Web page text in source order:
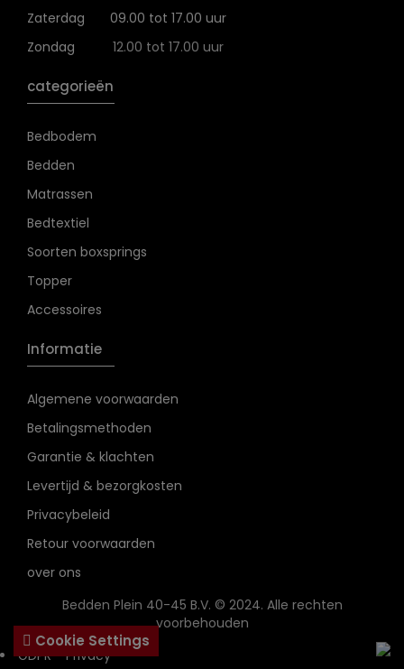
Zaterdag
09.00 tot 17.00 uur
Zondag
12.00 tot 17.00 uur
categorieën
Bedbodem
Bedden
Matrassen
Bedtextiel
Soorten boxsprings
Topper
Accessoires
Informatie
Algemene voorwaarden
Betalingsmethoden
Garantie & klachten
Levertijd & bezorgkosten
Privacybeleid
Retour voorwaarden
over ons
Bedden Plein 40-45 B.V. © 2024. Alle rechten
voorbehouden
GDPR - Privacy
Cookie Settings